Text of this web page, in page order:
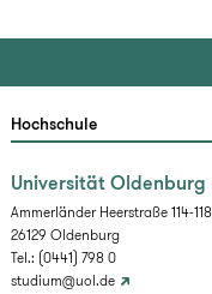
Hochschule
Universität Oldenburg
Ammerländer Heerstraße 114-118
26129 Oldenburg
Tel.: (0441) 798 0
studium@uol.de